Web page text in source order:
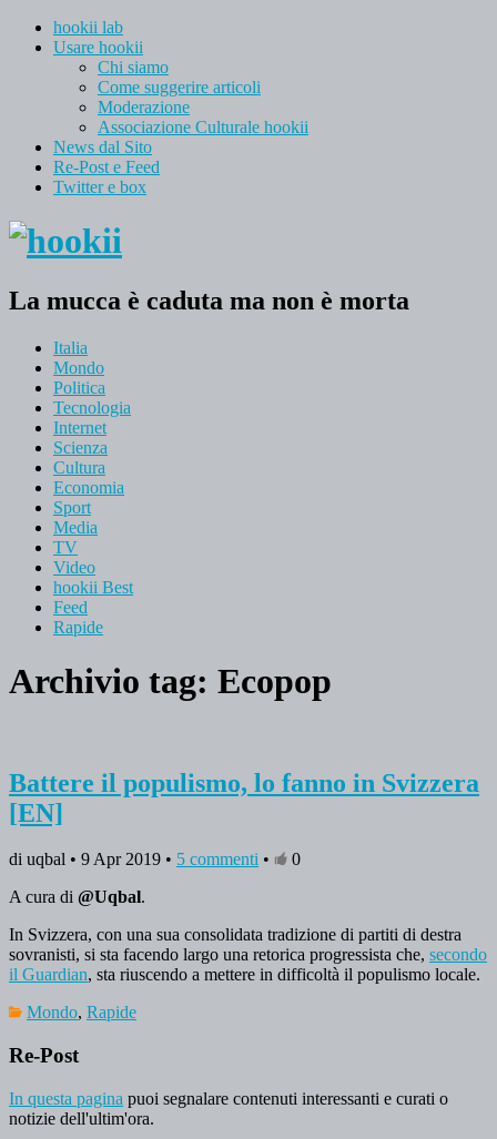
hookii lab
Usare hookii
Chi siamo
Come suggerire articoli
Moderazione
Associazione Culturale hookii
News dal Sito
Re-Post e Feed
Twitter e box
La mucca è caduta ma non è morta
Italia
Mondo
Politica
Tecnologia
Internet
Scienza
Cultura
Economia
Sport
Media
TV
Video
hookii Best
Feed
Rapide
Archivio tag: Ecopop
Battere il populismo, lo fanno in Svizzera
[EN]
di uqbal • 9 Apr 2019 • 5 commenti •
0
A cura di @Uqbal.
In Svizzera, con una sua consolidata tradizione di partiti di destra
sovranisti, si sta facendo largo una retorica progressista che, secondo
il Guardian, sta riuscendo a mettere in difficoltà il populismo locale.
Mondo, Rapide
Re-Post
In questa pagina puoi segnalare contenuti interessanti e curati o
notizie dell'ultim'ora.